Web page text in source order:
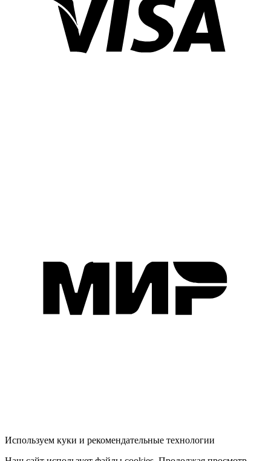
Используем куки и рекомендательные технологии